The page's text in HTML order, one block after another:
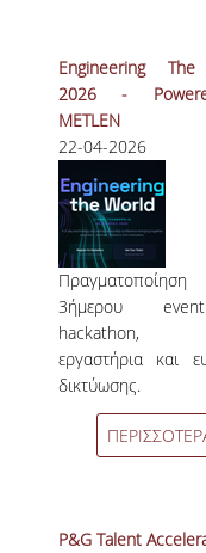
Engineering
2026 -
METLEN
22-04-2026
3ήμερου
hackathon,
εργαστήρια και
δικτύωσης.
P&G Talent